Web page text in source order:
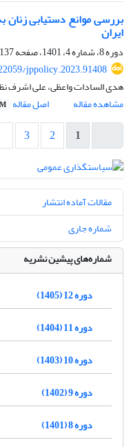
بررسی موانع دستیابی
ایران
دوره 8، شماره 4، 1401، صفحه
137-146
jppolicy.2023.91408
هدی السادات واعظی، علی اشرف
مشاهده مقاله
اصل مقاله
1
2
3
مقالات آماده انتشار
شماره جاری
شماره‌های پیشین نشریه
دوره 12 (1405)
دوره 11 (1404)
دوره 10 (1403)
دوره 9 (1402)
دوره 8 (1401)